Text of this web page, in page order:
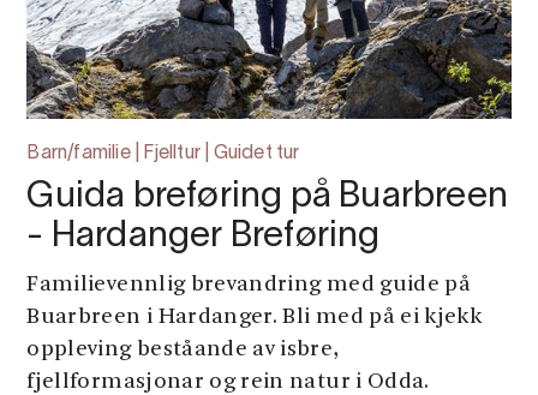
Barn/familie | Fjelltur | Guidet tur
Guida breføring på Buarbreen
- Hardanger Breføring
Familievennlig brevandring med guide på
Buarbreen i Hardanger. Bli med på ei kjekk
oppleving beståande av isbre,
fjellformasjonar og rein natur i Odda.